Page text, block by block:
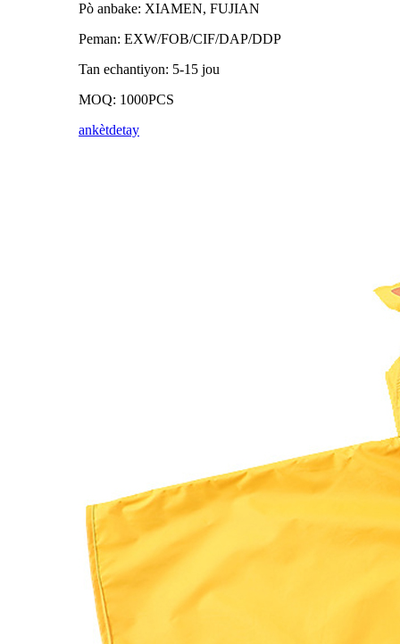
Pò anbake: XIAMEN, FUJIAN
Peman: EXW/FOB/CIF/DAP/DDP
Tan echantiyon: 5-15 jou
MOQ: 1000PCS
ankètdetay